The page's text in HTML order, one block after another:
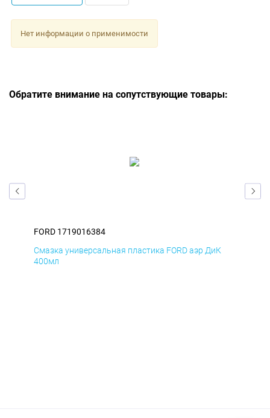
Нет информации о применимости
Обратите внимание на сопутствующие товары:
FORD 1719016384
Смазка универсальная пластика FORD аэр ДиК
400мл